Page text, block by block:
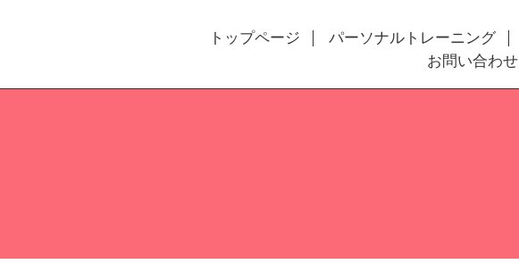
トップページ パーソナルトレーニング
お問い合わせ